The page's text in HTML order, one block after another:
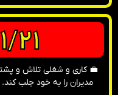
21
💼 کاری و شغلی تلاش و
مدیران را به خود جلب